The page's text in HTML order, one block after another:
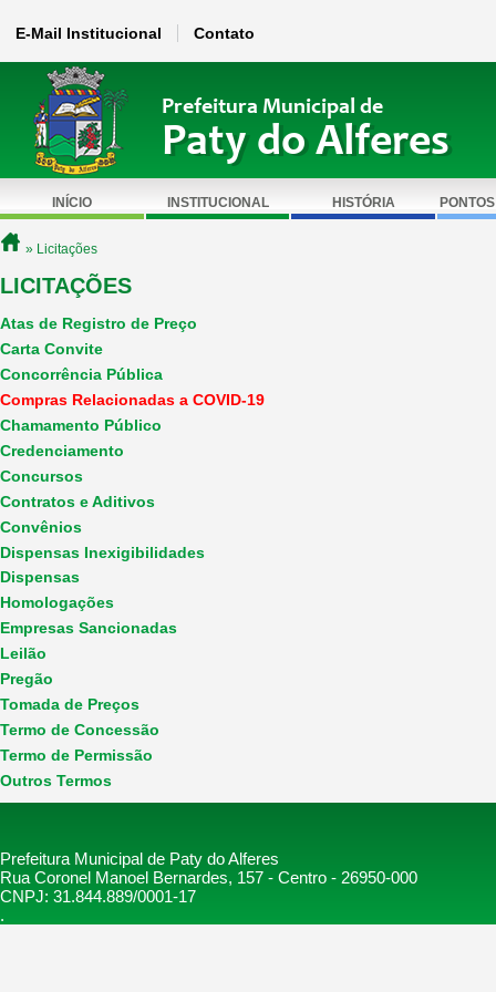
E-Mail Institucional Contato
Prefeitura Municipal de
Paty do Alferes
INÍCIO INSTITUCIONAL HISTÓRIA
» Licitações
LICITAÇÕES
Atas de Registro de Preço
Carta Convite
Concorrência Pública
Compras Relacionadas a COVID-19
Chamamento Público
Credenciamento
Concursos
Contratos e Aditivos
Convênios
Dispensas Inexigibilidades
Dispensas
Homologações
Empresas Sancionadas
Leilão
Pregão
Tomada de Preços
Termo de Concessão
Termo de Permissão
Outros Termos
Prefeitura Municipal de Paty do Alferes
Rua Coronel Manoel Bernardes, 157 - Centro - 26950-000
CNPJ: 31.844.889/0001-17
.